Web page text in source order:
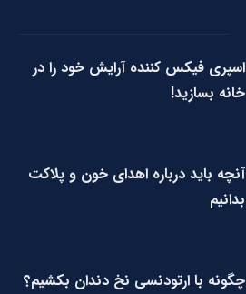
اسپری فیکس کننده آرایش خود را در
خانه بسازید!
آنچه باید درباره اهدای خون و پلاکت
بدانیم
چگونه با ارتودنسی نخ دندان بکشیم؟